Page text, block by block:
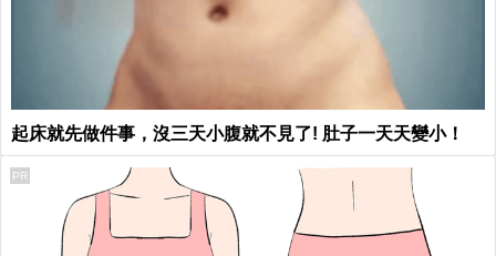
起床就先做件事，沒三天小腹就不見了! 肚子一天天變小！
PR